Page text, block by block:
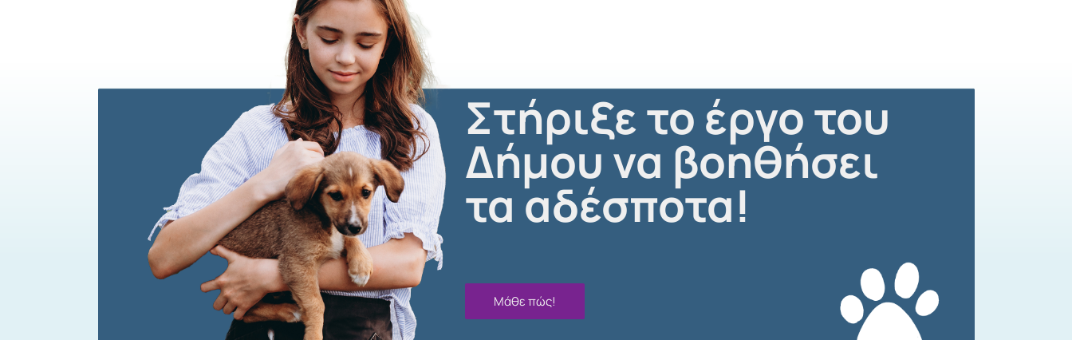
Στήριξε το έργο του
Δήμου να βοηθήσει
τα αδέσποτα!
Μάθε πώς!